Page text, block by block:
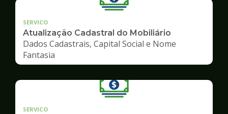
SERVICO
Atualização Cadastral do Mobiliário
Dados Cadastrais, Capital Social e Nome
Fantasia
SERVICO